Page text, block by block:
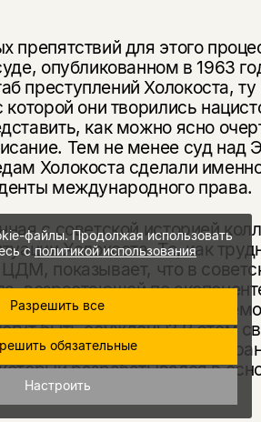
препятствий для этого
опубликованном в 1963
преступлений Холокоста,
которой они творились
как можно ясно
Тем не менее суд над
Холокоста сделали
международного права.
с советской историей
Холокоста. То, как
показывает, что в
возрастающей по
в каком
быть осуждены? В этом
мы можем видеть
разрабатывался в
файлы. Продолжая использовать
сполитикой использования
Разрешить все
обязательные
Настроить